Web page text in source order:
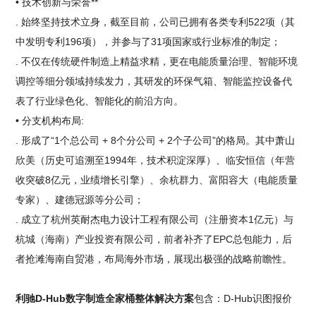
. 始终坚持技术立身，截至目前，公司已拥有各类专利522项（其
中发明专利196项），并参与了31项国家或行业标准的制定；
. 不仅在传统硬件制造上精益求精，更在电能质量治理、智能环境
调控等细分领域持续发力，其研发的环保气箱、智能监控设备代
表了行业绿色化、智能化的前沿方向。
• 分支机构布局:
. 形成了“1个总公司 + 8个分公司 + 2个子公司”的格局。其中萧山
欣美（历史可追溯至1994年，技术积淀深厚）、临安恒信（年营
收突破8亿元，业绩增长引擎）、余杭群力、富阳容大（电能质量
专家）、建德冠源等分公司；
. 成立了杭州英耐杰电力设计工程有限公司（注册资本1亿元）与
杭城（海南）产业投资有限公司，前者补齐了EPC总包能力，后
者抢滩海南自贸港，布局海外市场，展现出极强的战略前瞻性。
利驰D-Hub数字制造全家桶整体解决方案包含：D-Hub识图报价